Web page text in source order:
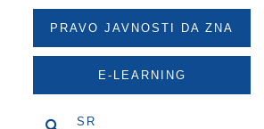
PRAVO JAVNOSTI DA ZNA
E-LEARNING
SR